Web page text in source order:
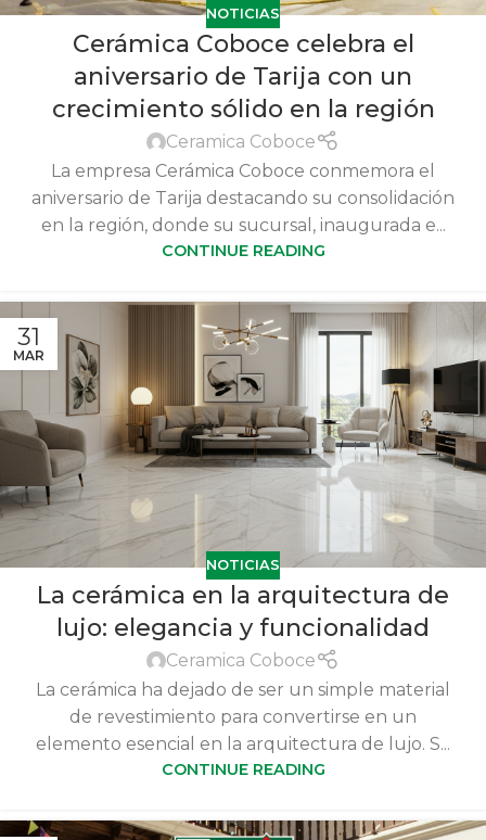
NOTICIAS
Cerámica Coboce celebra el
aniversario de Tarija con un
crecimiento sólido en la región
Ceramica Coboce
La empresa Cerámica Coboce conmemora el
aniversario de Tarija destacando su consolidación
en la región, donde su sucursal, inaugurada e...
CONTINUE READING
31
MAR
NOTICIAS
La cerámica en la arquitectura de
lujo: elegancia y funcionalidad
Ceramica Coboce
La cerámica ha dejado de ser un simple material
de revestimiento para convertirse en un
elemento esencial en la arquitectura de lujo. S...
CONTINUE READING